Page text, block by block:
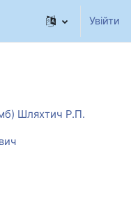
Увійти
Шляхтич Р.П.